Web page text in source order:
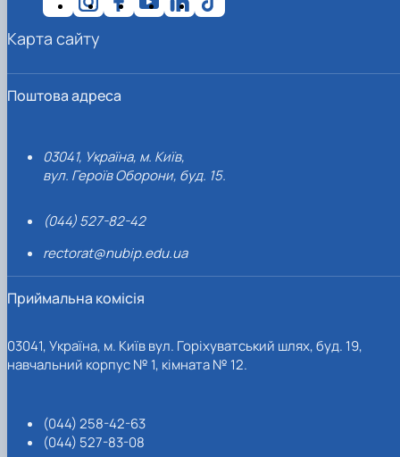
Поштова адреса
03041, Україна, м. Київ,
вул. Героїв Оборони, буд. 15.
(044) 527-82-42
rectorat@nubip.edu.ua
Приймальна комісія
03041, Україна, м. Київ вул. Горіхуватський шлях, буд. 19,
навчальний корпус № 1, кімната № 12.
(044) 258-42-63
(044) 527-83-08
Карта сайту